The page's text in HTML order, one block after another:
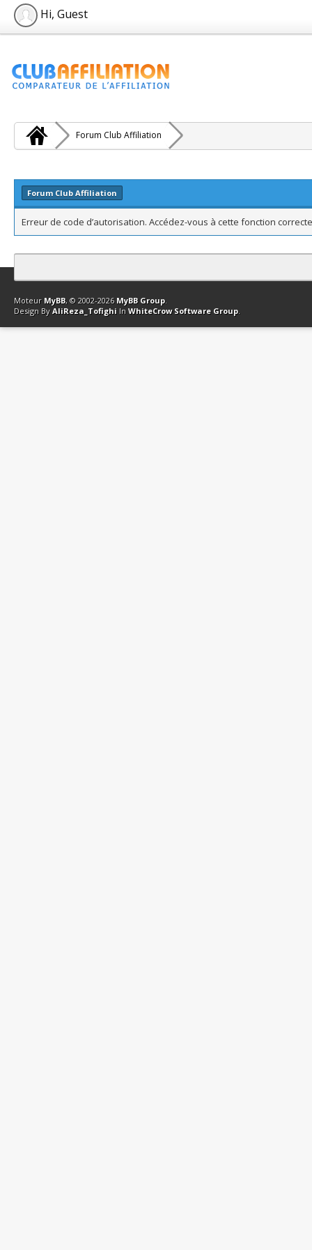
Hi, Guest
Forum Club Affiliation
Forum Club Affiliation
Erreur de code d’autorisation. Accédez-vous à cette fonction
Contact Club Affiliation Retourner en haut Version bas-débit
Moteur MyBB, © 2002-2026 MyBB Group.
Design By AliReza_Tofighi In WhiteCrow Software Group.